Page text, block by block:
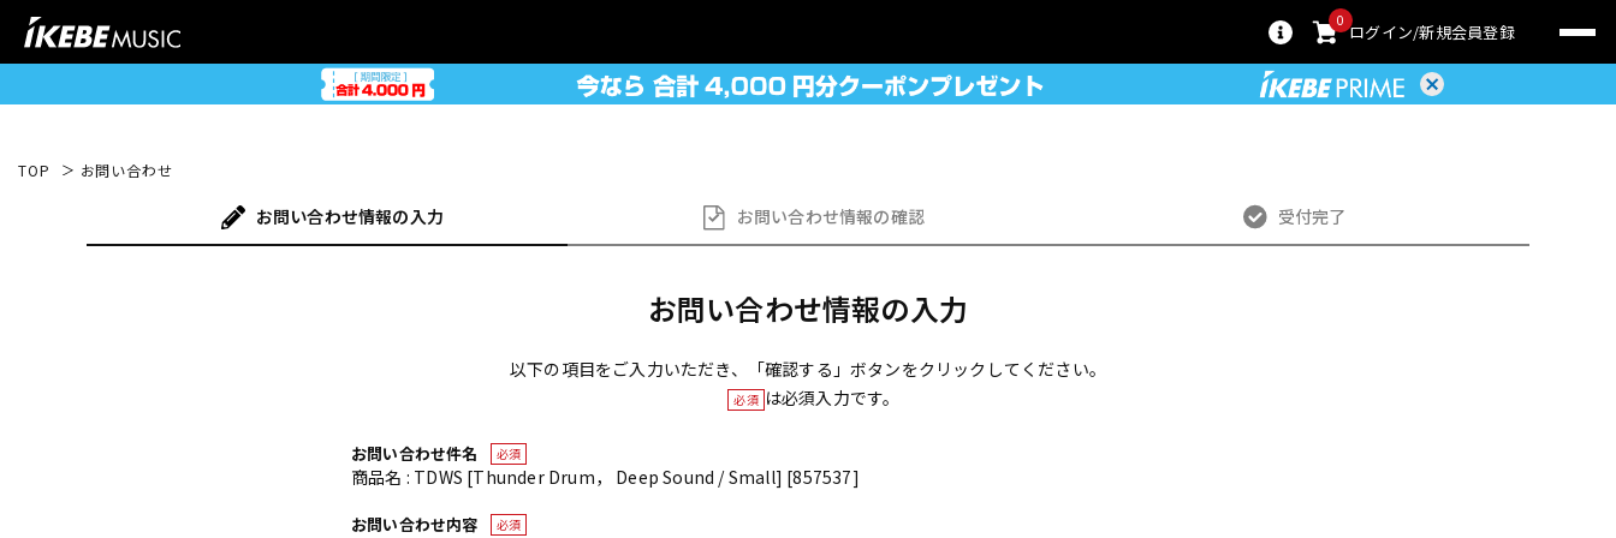
0
ログイン 新規会員登録
TOP お問い合わせ
お問い合わせ情報の入力 お問い合わせ情報の確認 受付完了
お問い合わせ情報の入力
以下の項目をご入力いただき、「確認する」ボタンをクリックしてください。
必須 は必須入力です。
お問い合わせ件名 必須
商品名 : TDWS [Thunder Drum， Deep Sound / Small] [857537]
お問い合わせ内容 必須